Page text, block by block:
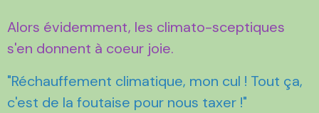
Alors évidemment, les climato-sceptiques
s'en donnent à coeur joie.
"Réchauffement climatique, mon cul ! Tout ça,
c'est de la foutaise pour nous taxer !"